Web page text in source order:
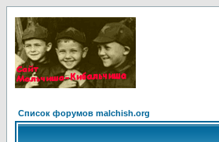
Список форумов malchish.org